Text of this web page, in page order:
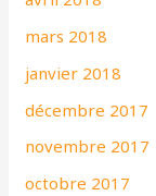
mars 2018
janvier 2018
décembre 2017
novembre 2017
octobre 2017